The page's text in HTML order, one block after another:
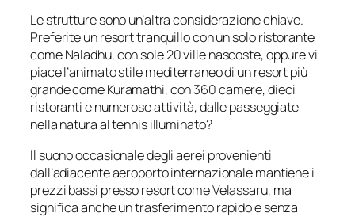
Le strutture sono un’altra considerazione chiave.
Preferite un resort tranquillo con un solo ristorante
come Naladhu, con sole 20 ville nascoste, oppure vi
piace l’animato stile mediterraneo di un resort più
grande come Kuramathi, con 360 camere, dieci
ristoranti e numerose attività, dalle passeggiate
nella natura al tennis illuminato?
Il suono occasionale degli aerei provenienti
dall’adiacente aeroporto internazionale mantiene i
prezzi bassi presso resort come Velassaru, ma
significa anche un trasferimento rapido e senza